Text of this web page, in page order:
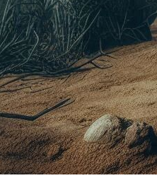
Flug einer Wühlmaus um
Madreiter
Ein Märchen über die Gier und
partizipatives
und Gebärdensprache nach
Theaterstück über Freundschaft,